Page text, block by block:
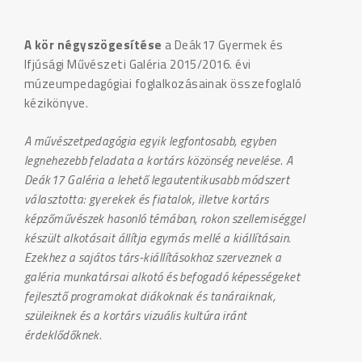
A kör négyszögesítése a Deák17 Gyermek és
Ifjúsági Művészeti Galéria 2015/2016. évi
múzeumpedagógiai foglalkozásainak összefoglaló
kézikönyve.
A művészetpedagógia egyik legfontosabb, egyben
legnehezebb feladata a kortárs közönség nevelése. A
Deák17 Galéria a lehető legautentikusabb módszert
választotta: gyerekek és fiatalok, illetve kortárs
képzőművészek hasonló témában, rokon szellemiséggel
készült alkotásait állítja egymás mellé a kiállításain.
Ezekhez a sajátos társ-kiállításokhoz szerveznek a
galéria munkatársai alkotó és befogadó képességeket
fejlesztő programokat diákoknak és tanáraiknak,
szüleiknek és a kortárs vizuális kultúra iránt
érdeklődőknek.